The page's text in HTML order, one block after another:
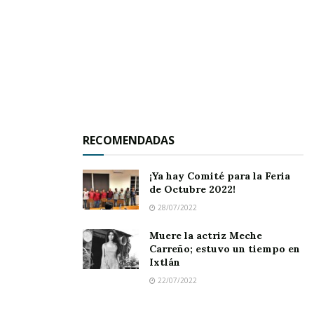
grande, y para que tú puedas tener más cosas.
¿Y para qué queremos tener una casa más grande?
¿Para guardar todas esas cosas nuevas?
No hijo, porque con una casa más grande
Alberto dudó un momento y sonrió.
RECOMENDADAS
¡Ya hay Comité para la Feria
de Octubre 2022!
28/07/2022
Muere la actriz Meche
Carreño; estuvo un tiempo en
Ixtlán
22/07/2022